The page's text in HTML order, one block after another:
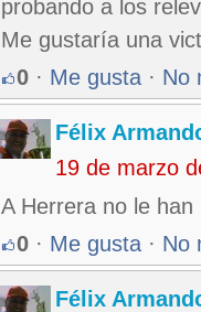
probando a los
Me gustaría una
0 · Me gusta · No
Félix
19 de marzo
A Herrera no le
0 · Me gusta · No
Félix